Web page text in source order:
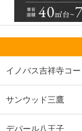
イノバス吉祥寺コー
サンウッド三鷹
デパール八王子